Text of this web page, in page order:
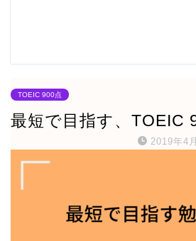
TOEIC 900点
最短で目指す、TOEIC
2019年4